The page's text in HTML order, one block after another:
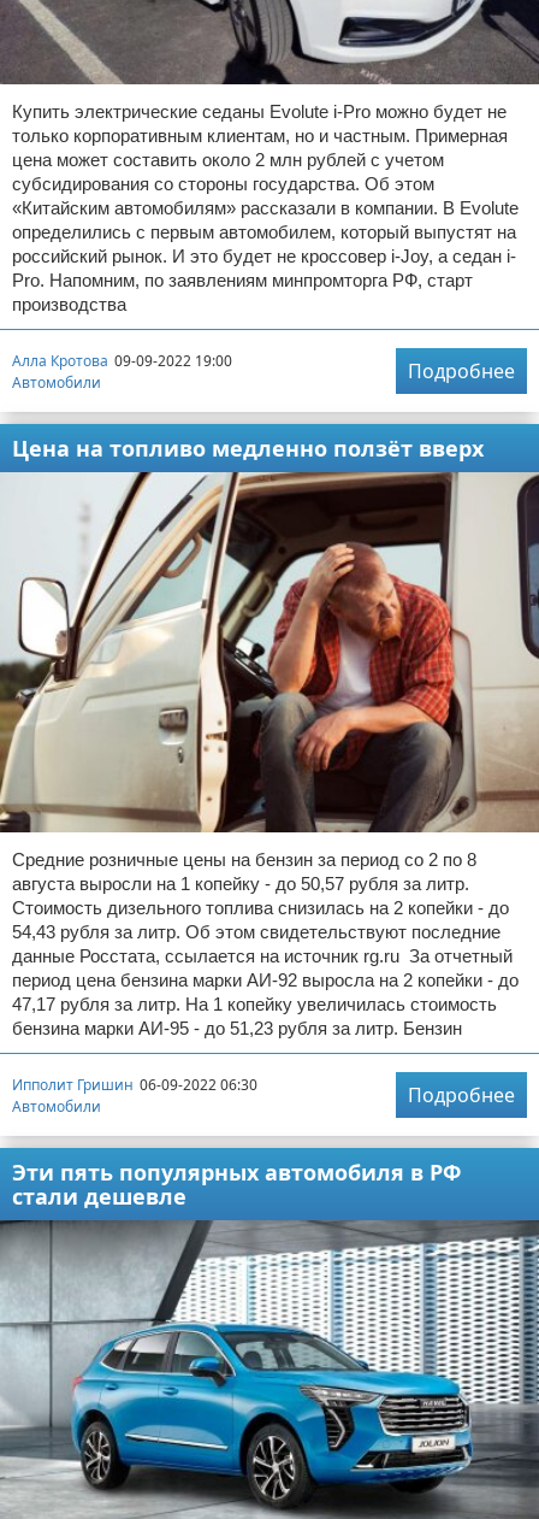
Купить электрические седаны Evolute i-Pro можно будет не
только корпоративным клиентам, но и частным. Примерная
цена может составить около 2 млн рублей с учетом
субсидирования со стороны государства. Об этом
«Китайским автомобилям» рассказали в компании. В Evolute
определились с первым автомобилем, который выпустят на
российский рынок. И это будет не кроссовер i-Joy, а седан i-
Pro. Напомним, по заявлениям минпромторга РФ, старт
производства
Алла Кротова 09-09-2022 19:00
Автомобили
Подробнее
Цена на топливо медленно ползёт вверх
Средние розничные цены на бензин за период со 2 по 8
августа выросли на 1 копейку - до 50,57 рубля за литр.
Стоимость дизельного топлива снизилась на 2 копейки - до
54,43 рубля за литр. Об этом свидетельствуют последние
данные Росстата, ссылается на источник rg.ru За отчетный
период цена бензина марки АИ-92 выросла на 2 копейки - до
47,17 рубля за литр. На 1 копейку увеличилась стоимость
бензина марки АИ-95 - до 51,23 рубля за литр. Бензин
Ипполит Гришин 06-09-2022 06:30
Автомобили
Подробнее
Эти пять популярных автомобиля в РФ
стали дешевле